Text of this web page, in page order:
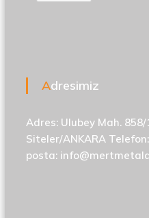
Adresimiz
Adres: Ulubey Mah. 858/
Siteler/ANKARA
posta: